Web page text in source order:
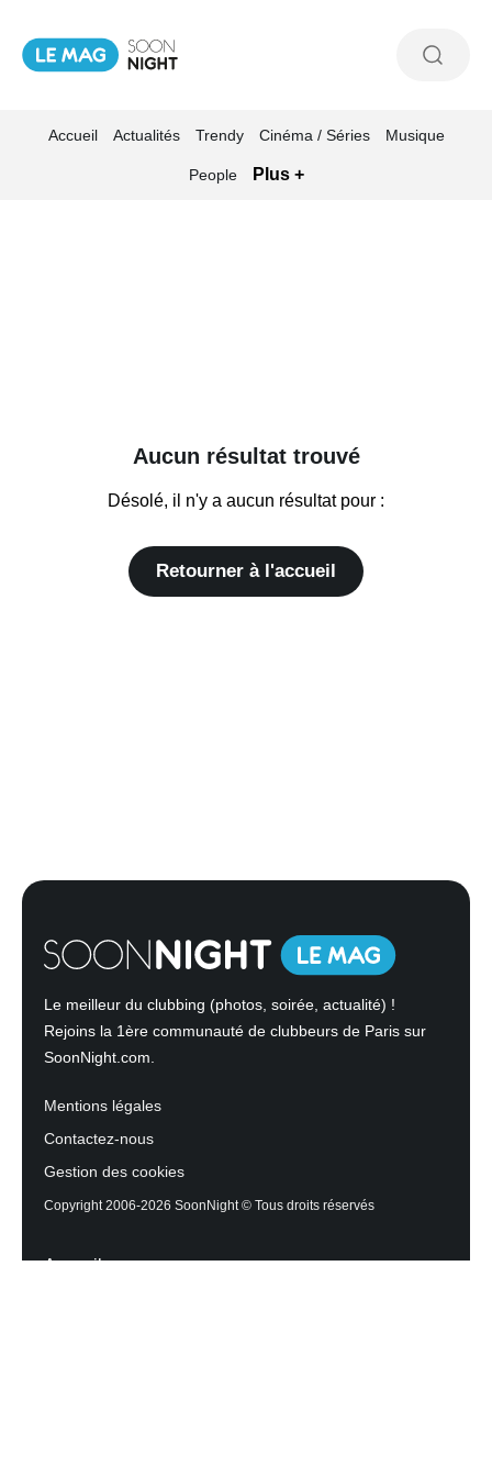
Accueil Actualités Trendy Cinéma / Séries Musique
People Plus +
Aucun résultat trouvé
Désolé, il n'y a aucun résultat pour :
Retourner à l'accueil
Le meilleur du clubbing (photos, soirée, actualité) !
Rejoins la 1ère communauté de clubbeurs de Paris sur
SoonNight.com.
Mentions légales
Contactez-nous
Gestion des cookies
Copyright 2006-2026 SoonNight © Tous droits réservés
Accueil